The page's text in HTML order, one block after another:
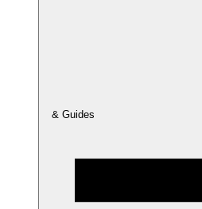
& Guides